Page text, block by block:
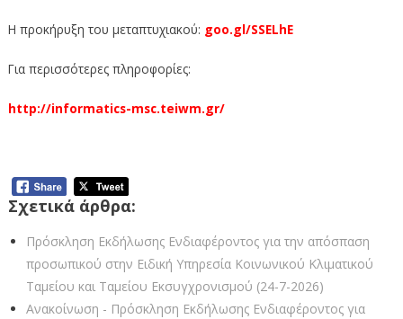
Η προκήρυξη του μεταπτυχιακού: goo.gl/SSELhE
Για περισσότερες πληροφορίες:
http://informatics-msc.teiwm.gr/
Σχετικά άρθρα:
Πρόσκληση Εκδήλωσης Ενδιαφέροντος για την απόσπαση
προσωπικού στην Ειδική Υπηρεσία Κοινωνικού Κλιματικού
Ταμείου και Ταμείου Εκσυγχρονισμού (24-7-2026)
Ανακοίνωση - Πρόσκληση Εκδήλωσης Ενδιαφέροντος για